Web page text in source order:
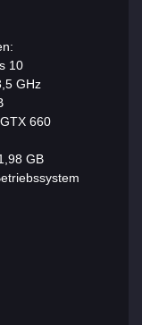
10
GHz
660
GB